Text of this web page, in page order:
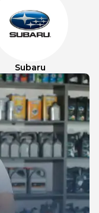
Subaru